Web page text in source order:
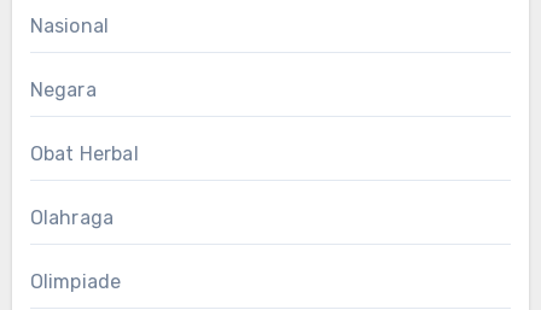
Nasional
Negara
Obat Herbal
Olahraga
Olimpiade